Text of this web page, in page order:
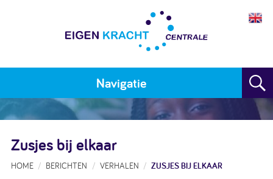
Navigatie
Plan maken
Training
Zusjes bij elkaar
HOME BERICHTEN VERHALEN ZUSJES BIJ ELKAAR